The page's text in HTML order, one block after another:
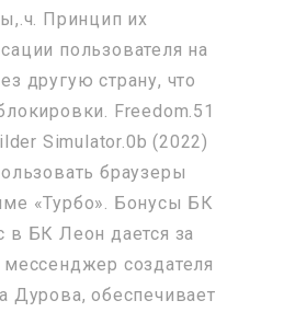
Принцип их
пользователя на
другую страну, что
Freedom.51
Simulator.0b (2022)
браузеры
«Турбо». Бонусы БК
в БК Леон дается за
создателя
Дурова, обеспечивает